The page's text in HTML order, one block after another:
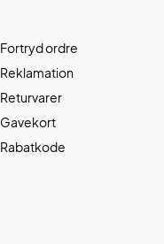
Fortryd ordre
Reklamation
Returvarer
Gavekort
Rabatkode